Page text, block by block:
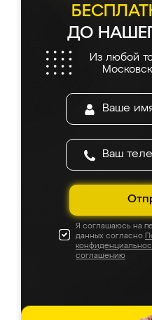
ДО
Из любой
Я соглашаюсь на
данных согласно
соглашению